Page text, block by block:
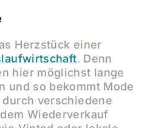
Herzstück einer
. Denn
hier möglichst lange
und so bekommt Mode
verschiedene
Wiederverkauf